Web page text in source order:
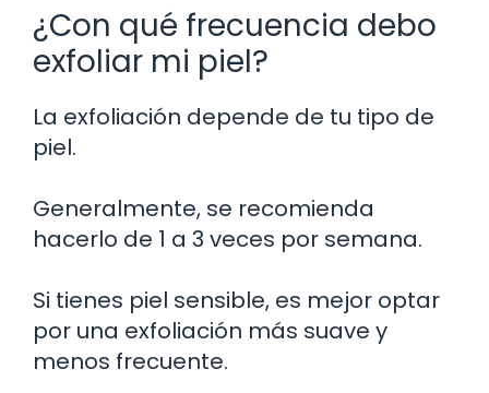
¿Con qué frecuencia debo
exfoliar mi piel?
La exfoliación depende de tu tipo de
piel.
Generalmente, se recomienda
hacerlo de 1 a 3 veces por semana.
Si tienes piel sensible, es mejor optar
por una exfoliación más suave y
menos frecuente.